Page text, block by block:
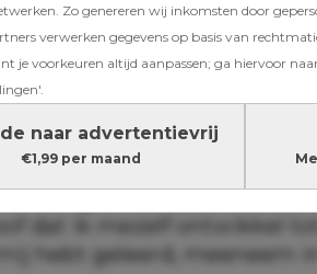
Zo genereren wij inkomsten door
verwerken gegevens op basis van
je voorkeuren altijd aanpassen; ga hiervoor
naar advertentievrij
€1,99 per maand
heeft Dionna niet
eerste stappen en woordjes.
geleerd: ‘Je hebt laten
helpt de persoon te
beloofde je dat je er
te kunnen geven zodat
volgen.’ En daarom
dat ik mezelf ontwikkel
hebt geleerd, meeneem in